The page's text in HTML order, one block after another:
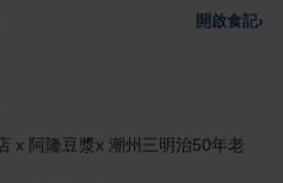
開啟食記›
x 阿隆豆漿x 潮州三明治50年老